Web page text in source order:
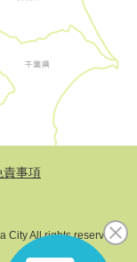
責事項
City All rights reserved.